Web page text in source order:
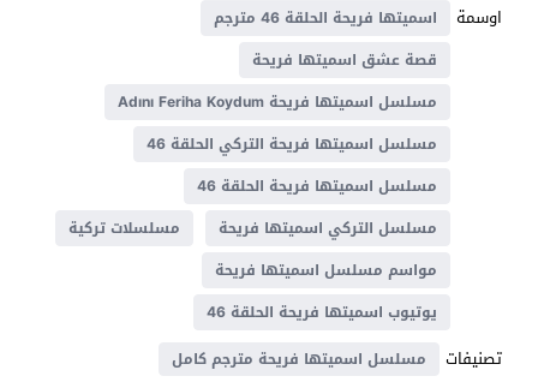
اوسمة
اسميتها فريحة الحلقة 46 مترجم
قصة عشق اسميتها فريحة
مسلسل اسميتها فريحة Adını Feriha Koydum
مسلسل اسميتها فريحة التركي الحلقة 46
مسلسل اسميتها فريحة الحلقة 46
مسلسل التركي اسميتها فريحة
مسلسلات تركية
مواسم مسلسل اسميتها فريحة
يوتيوب اسميتها فريحة الحلقة 46
تصنيفات مسلسل اسميتها فريحة مترجم كامل